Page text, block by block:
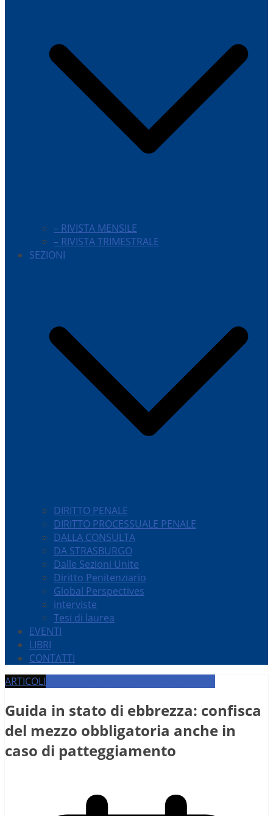
– RIVISTA MENSILE
– RIVISTA TRIMESTRALE
SEZIONI
DIRITTO PENALE
DIRITTO PROCESSUALE PENALE
DALLA CONSULTA
DA STRASBURGO
Dalle Sezioni Unite
Diritto Penitenziario
Global Perspectives
interviste
Tesi di laurea
EVENTI
LIBRI
CONTATTI
ARTICOLI
Guida in stato di ebbrezza: confisca
del mezzo obbligatoria anche in
caso di patteggiamento